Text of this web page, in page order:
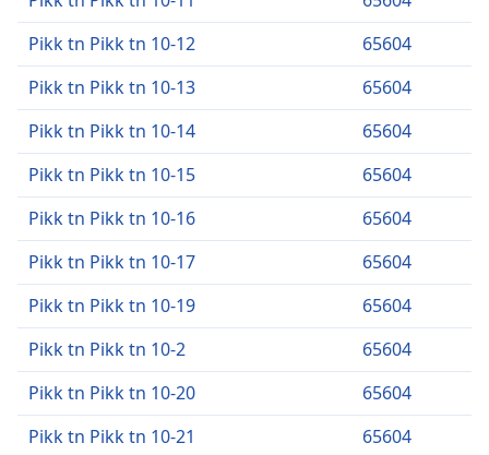
Pikk tn Pikk tn 10-12
65604
Pikk tn Pikk tn 10-13
65604
Pikk tn Pikk tn 10-14
65604
Pikk tn Pikk tn 10-15
65604
Pikk tn Pikk tn 10-16
65604
Pikk tn Pikk tn 10-17
65604
Pikk tn Pikk tn 10-19
65604
Pikk tn Pikk tn 10-2
65604
Pikk tn Pikk tn 10-20
65604
Pikk tn Pikk tn 10-21
65604